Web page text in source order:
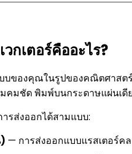
กเตอร์คืออะไร?
บบของคุณในรูปของคณิตศาส
คมชัด พิมพ์บนกระดาษแผ่นเ
รส่งออกได้สามแบบ:
— การส่งออกแบบแรสเตอร์ค